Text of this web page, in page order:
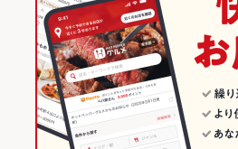
和食全般
原宿・青山・表参道 × 和食
原宿・青山・表参道 × 和食全般
表参道駅 × 和食
東京 × 居酒屋
東京 × 和風
東京 × 和食
東京 × 和食全般
原宿・青山・表参道の居酒屋ランキング
表参道のグルメランキング
表参道の居酒屋ランキング